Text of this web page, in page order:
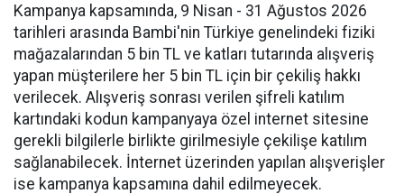
Kampanya kapsamında, 9 Nisan - 31 Ağustos 2026
tarihleri arasında Bambi'nin Türkiye genelindeki fiziki
mağazalarından 5 bin TL ve katları tutarında alışveriş
yapan müşterilere her 5 bin TL için bir çekiliş hakkı
verilecek. Alışveriş sonrası verilen şifreli katılım
kartındaki kodun kampanyaya özel internet sitesine
gerekli bilgilerle birlikte girilmesiyle çekilişe katılım
sağlanabilecek. İnternet üzerinden yapılan alışverişler
ise kampanya kapsamına dahil edilmeyecek.